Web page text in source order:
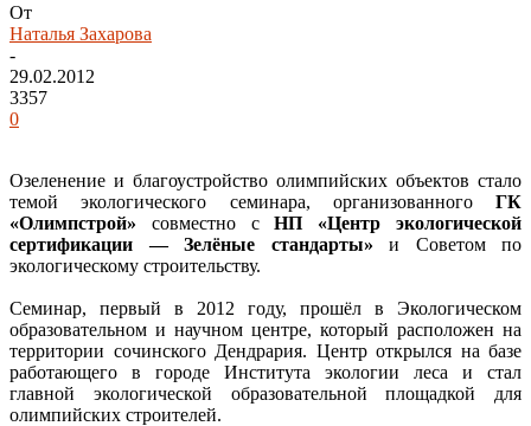
От
Наталья Захарова
-
29.02.2012
3357
0
Озеленение и благоустройство олимпийских объектов стало
темой экологического семинара, организованного ГК
«Олимпстрой» совместно сНП «Центр экологической
сертификации — Зелёные стандарты» и Советом по
экологическому строительству.
Семинар, первый в 2012 году, прошёл в Экологическом
образовательном и научном центре, который расположен на
территории сочинского Дендрария. Центр открылся на базе
работающего в городе Института экологии леса и стал
главной экологической образовательной площадкой для
олимпийских строителей.